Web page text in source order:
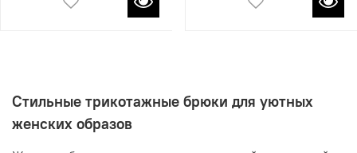
Стильные трикотажные брюки для уютных
женских образов